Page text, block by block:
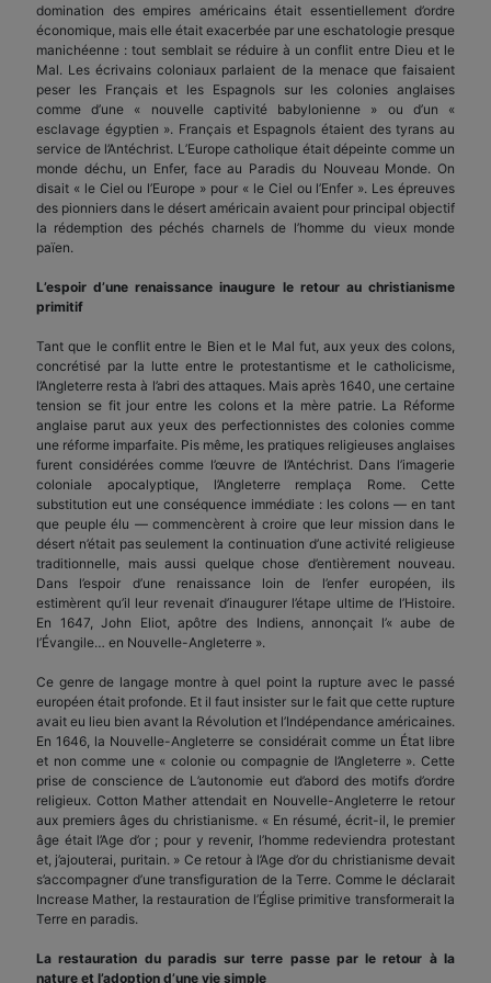
domination des empires américains était essentiellement d’ordre
économique, mais elle était exacerbée par une eschatologie presque
manichéenne : tout semblait se réduire à un conflit entre Dieu et le
Mal. Les écrivains coloniaux parlaient de la menace que faisaient
peser les Français et les Espagnols sur les colonies anglaises
comme d’une « nouvelle captivité babylonienne » ou d’un «
esclavage égyptien ». Français et Espagnols étaient des tyrans au
service de l’Antéchrist. L’Europe catholique était dépeinte comme un
monde déchu, un Enfer, face au Paradis du Nouveau Monde. On
disait « le Ciel ou l’Europe » pour « le Ciel ou l’Enfer ». Les épreuves
des pionniers dans le désert américain avaient pour principal objectif
la rédemption des péchés charnels de l’homme du vieux monde
païen.
L’espoir d’une renaissance inaugure le retour au christianisme
primitif
Tant que le conflit entre le Bien et le Mal fut, aux yeux des colons,
concrétisé par la lutte entre le protestantisme et le catholicisme,
l’Angleterre resta à l’abri des attaques. Mais après 1640, une certaine
tension se fit jour entre les colons et la mère patrie. La Réforme
anglaise parut aux yeux des perfectionnistes des colonies comme
une réforme imparfaite. Pis même, les pratiques religieuses anglaises
furent considérées comme l’œuvre de l’Antéchrist. Dans l’imagerie
coloniale apocalyptique, l’Angleterre remplaça Rome. Cette
substitution eut une conséquence immédiate : les colons — en tant
que peuple élu — commencèrent à croire que leur mission dans le
désert n’était pas seulement la continuation d’une activité religieuse
traditionnelle, mais aussi quelque chose d’entièrement nouveau.
Dans l’espoir d’une renaissance loin de l’enfer européen, ils
estimèrent qu’il leur revenait d’inaugurer l’étape ultime de l’Histoire.
En 1647, John Eliot, apôtre des Indiens, annonçait l’« aube de
l’Évangile… en Nouvelle-Angleterre ».
Ce genre de langage montre à quel point la rupture avec le passé
européen était profonde. Et il faut insister sur le fait que cette rupture
avait eu lieu bien avant la Révolution et l’Indépendance américaines.
En 1646, la Nouvelle-Angleterre se considérait comme un État libre
et non comme une « colonie ou compagnie de l’Angleterre ». Cette
prise de conscience de L’autonomie eut d’abord des motifs d’ordre
religieux. Cotton Mather attendait en Nouvelle-Angleterre le retour
aux premiers âges du christianisme. « En résumé, écrit-il, le premier
âge était l’Age d’or ; pour y revenir, l’homme redeviendra protestant
et, j’ajouterai, puritain. » Ce retour à l’Age d’or du christianisme devait
s’accompagner d’une transfiguration de la Terre. Comme le déclarait
Increase Mather, la restauration de l’Église primitive transformerait la
Terre en paradis.
La restauration du paradis sur terre passe par le retour à la
nature et l’adoption d’une vie simple